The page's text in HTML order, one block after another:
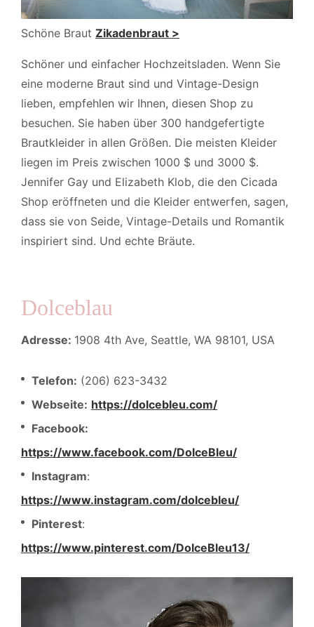
Schöne Braut Zikadenbraut >
Schöner und einfacher Hochzeitsladen. Wenn Sie
eine moderne Braut sind und Vintage-Design
lieben, empfehlen wir Ihnen, diesen Shop zu
besuchen. Sie haben über 300 handgefertigte
Brautkleider in allen Größen. Die meisten Kleider
liegen im Preis zwischen 1000 $ und 3000 $.
Jennifer Gay und Elizabeth Klob, die den Cicada
Shop eröffneten und die Kleider entwerfen, sagen,
dass sie von Seide, Vintage-Details und Romantik
inspiriert sind. Und echte Bräute.
Dolceblau
Adresse: 1908 4th Ave, Seattle, WA 98101, USA
Telefon: (206) 623-3432
Webseite: https://dolcebleu.com/
Facebook:
https://www.facebook.com/DolceBleu/
Instagram:
https://www.instagram.com/dolcebleu/
Pinterest:
https://www.pinterest.com/DolceBleu13/